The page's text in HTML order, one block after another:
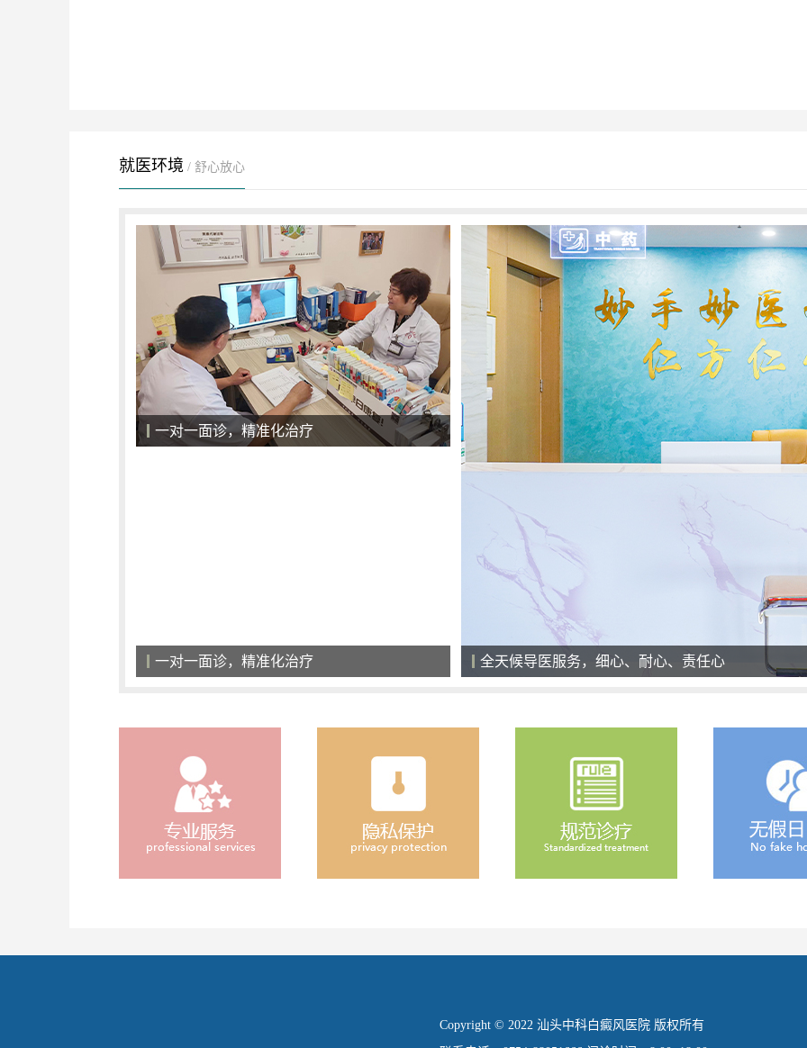
就医环境 / 舒心放心
一对一面诊，精准化治疗
一对一面诊，精准化治疗 全天候导医服务，细心、耐心、责任心
Copyright © 2022 汕头中科白癜风医院 版权所有